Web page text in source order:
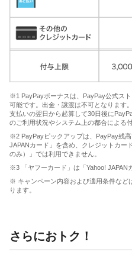
※1 PayPayボーナスは、PayPay公式ス
可能です。出金・譲渡は不可となります
支払いの翌日から起算して30日後に
のご利用状況やシステム上の都合による
※2 PayPayピックアップは、PayPay残
JAPANカード」を含め、クレジットカー
のみ）」では利用できません。
※3 「ヤフーカード」は「Yahoo! JAPAN
※ キャンペーン内容および適用条件など
ります。
さらにおトク！